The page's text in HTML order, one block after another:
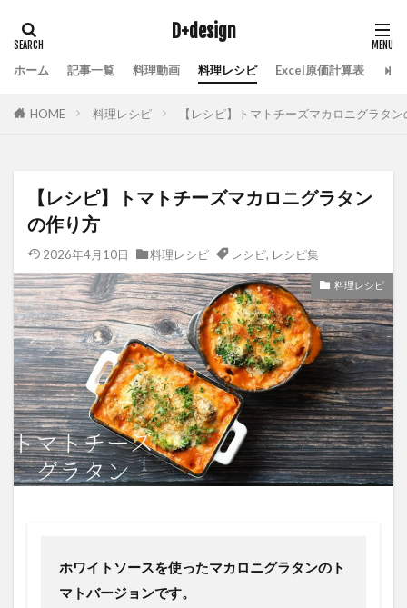
D+design
ホーム 記事一覧 料理動画 料理レシピ Excel原価計算表
HOME 料理レシピ 【レシピ】トマトチーズマカロニグラタ
【レシピ】トマトチーズマカロニグラタン
の作り方
2026年4月10日 料理レシピ レシピ, レシピ集
料理レシピ
ホワイトソースを使ったマカロニグラタンのト
マトバージョンです。